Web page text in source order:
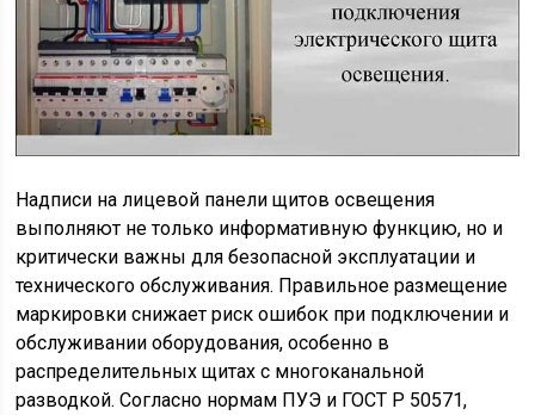
Надписи на лицевой панели щитов освещения
выполняют не только информативную функцию, но и
критически важны для безопасной эксплуатации и
технического обслуживания. Правильное размещение
маркировки снижает риск ошибок при подключении и
обслуживании оборудования, особенно в
распределительных щитах с многоканальной
разводкой. Согласно нормам ПУЭ и ГОСТ Р 50571,